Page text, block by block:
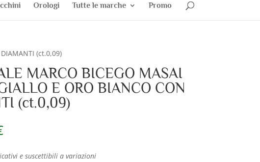
Orologi Tutte le marche Promo
DIAMANTI (ct.0,09)
MARCO BICEGO MASAI
E ORO BIANCO CON
(ct.0,09)
e suscettibili a variazioni